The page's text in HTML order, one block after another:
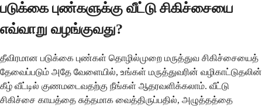
படுக்கை புண்களுக்கு வீட்டு சிகிச்சையை
எவ்வாறு வழங்குவது?
தீவிரமான படுக்கை புண்கள் தொழில்முறை மருத்துவ சிகிச்சையைத்
தேவைப்படும் அதே வேளையில், உங்கள் மருத்துவரின் வழிகாட்டுதலின்
கீழ் வீட்டில் குணமடைவதற்கு நீங்கள் ஆதரவளிக்கலாம். வீட்டு
சிகிச்சை காயத்தை சுத்தமாக வைத்திருப்பதில், அழுத்தத்தை